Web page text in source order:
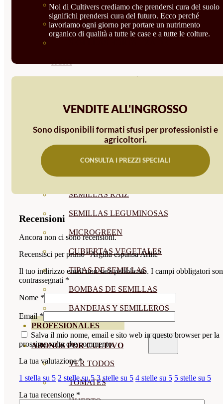
BIODINÁMICAS DEMETER
HORTALIZA FRUTO
COMESTIBLES
SEMILLAS TRADICIONALES
SEMILLAS BRASICAS
SEMILLAS RAÍZ
SEMILLAS LEGUMINOSAS
MICROGREEN
CUBIERTAS VEGETALES
TIRAS DE SEMILLAS
BOMBAS DE SEMILLAS
BANDEJAS Y SEMILLEROS
PROFESIONALES
ABONOS POR CULTIVO
VER TODOS
TOMATES
HUERTO
Noi di Cultivers crediamo che prendersi cura del suolo
significhi prendersi cura del futuro. Ecco perché
lavoriamo ogni giorno per portare un nutrimento
organico di qualità a tutte le case e a tutte le colture.
VENDITE ALL'INGROSSO
Sono disponibili formati sfusi per professionisti e
agricoltori.
CONSULTA I PREZZI SPECIALI
Recensioni
Ancora non ci sono recensioni.
Recensisci per primo “Argilla espansa Arlite”
Il tuo indirizzo email non sarà pubblicato. I campi obbligatori
contrassegnati *
Nome *
Email*
Salva il mio nome, email e sito web in questo browser per la
prossima volta che commento.
La tua valutazione*
1 stella su 5 2 stelle su 5 3 stelle su 5 4 stelle su 5 5 stelle su 5
La tua recensione *